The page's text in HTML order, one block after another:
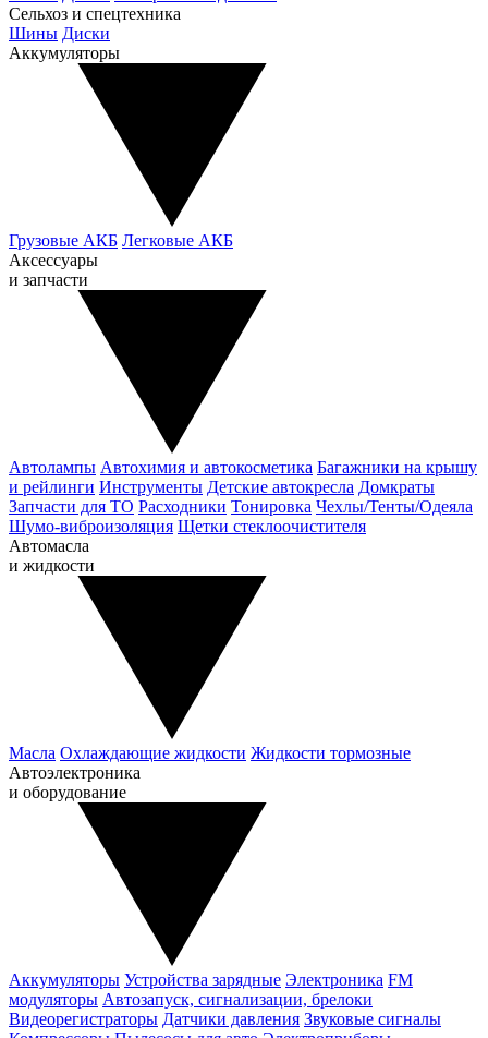
Сельхоз и спецтехника
Шины Диски
Аккумуляторы
Грузовые АКБ Легковые АКБ
Аксессуары
и запчасти
Автолампы Автохимия и автокосметика Багажники на крышу
и рейлинги Инструменты Детские автокресла Домкраты
Запчасти для ТО Расходники Тонировка Чехлы/Тенты/Одеяла
Шумо-виброизоляция Щетки стеклоочистителя
Автомасла
и жидкости
Масла Охлаждающие жидкости Жидкости тормозные
Автоэлектроника
и оборудование
Аккумуляторы Устройства зарядные Электроника FM
модуляторы Автозапуск, сигнализации, брелоки
Видеорегистраторы Датчики давления Звуковые сигналы